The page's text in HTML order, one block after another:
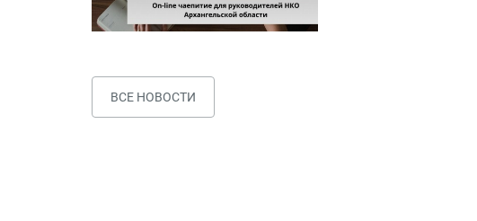
ВСЕ НОВОСТИ